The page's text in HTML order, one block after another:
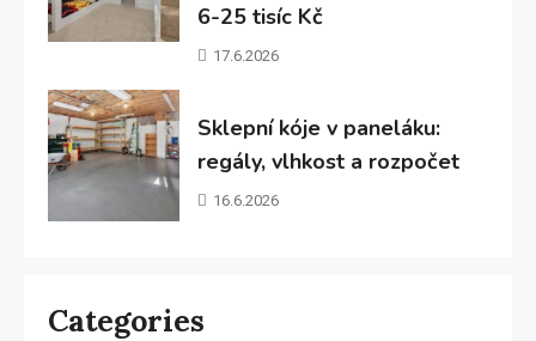
6-25 tisíc Kč
17.6.2026
Sklepní kóje v paneláku:
regály, vlhkost a rozpočet
16.6.2026
Categories